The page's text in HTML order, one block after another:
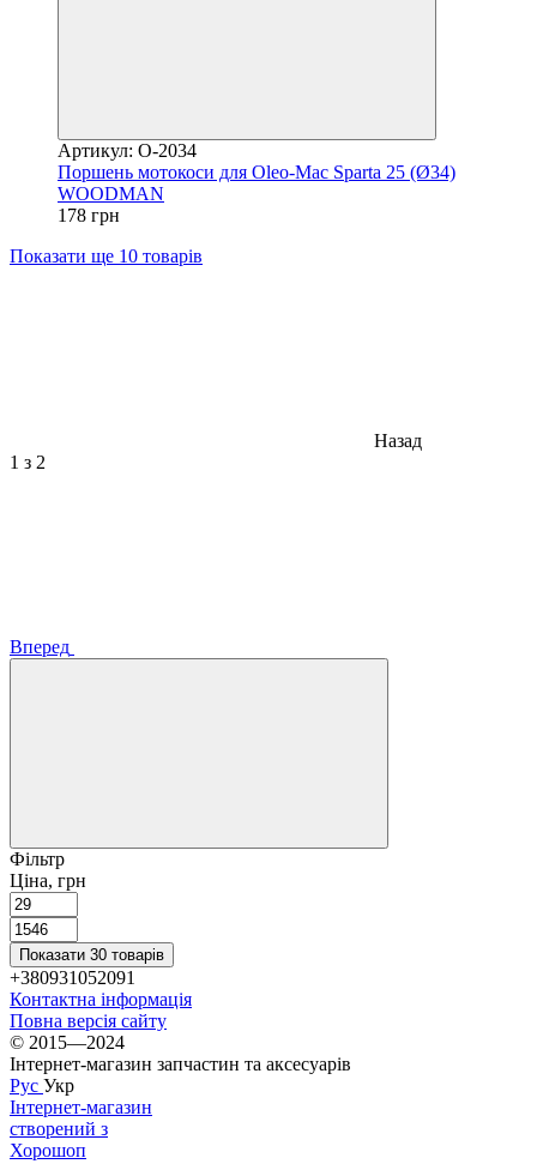
Артикул: O-2034
Поршень мотокоси для Oleo-Mac Sparta 25 (Ø34)
WOODMAN
178 грн
Показати ще 10 товарів
Назад
1 з 2
Вперед
Фільтр
Ціна, грн
Показати 30 товарів
+380931052091
Контактна інформація
Повна версія сайту
© 2015—2024
Інтернет-магазин запчастин та аксесуарів
Рус Укр
Інтернет-магазин
створений з
Хорошоп